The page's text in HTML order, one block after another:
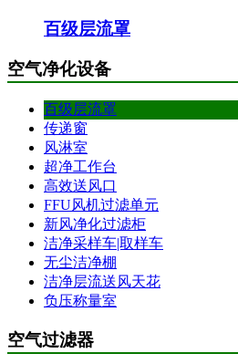
百级层流罩
空气净化设备
百级层流罩
传递窗
风淋室
超净工作台
高效送风口
FFU风机过滤单元
新风净化过滤柜
洁净采样车|取样车
无尘洁净棚
洁净层流送风天花
负压称量室
空气过滤器